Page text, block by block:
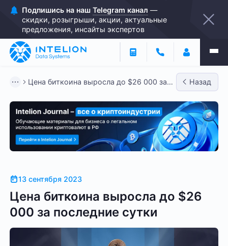
Подпишись на наш Telegram канал —
скидки, розыгрыши, акции, актуальные
предложения, инсайты экспертов
Цена биткоина выросла до $26 000 за
Назад
13 сентября 2023
Цена биткоина выросла до $26
000 за последние сутки